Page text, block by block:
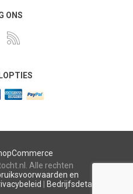
ONS
Alle rechten
en
Bedrijfsdetails